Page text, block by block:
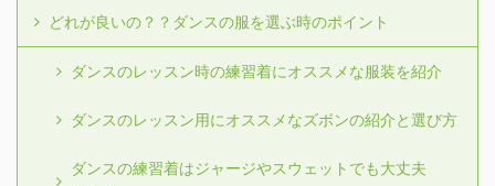
どれが良いの？？ダンスの服を選ぶ時のポイント
ダンスのレッスン時の練習着にオススメな服装を紹介
ダンスのレッスン用にオススメなズボンの紹介と選び方
ダンスの練習着はジャージやスウェットでも大丈夫